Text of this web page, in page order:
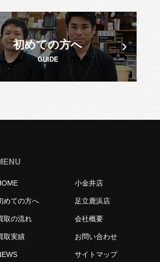
初めての方へ
GUIDE
めての方へ
取の流れ
取実績
小金井店
足立鹿浜店
会社概要
お問い合わせ
サイトマップ